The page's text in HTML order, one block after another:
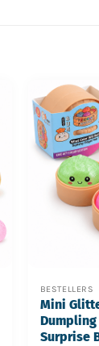
BESTELLERS
Mini
Dumpling
Surprise